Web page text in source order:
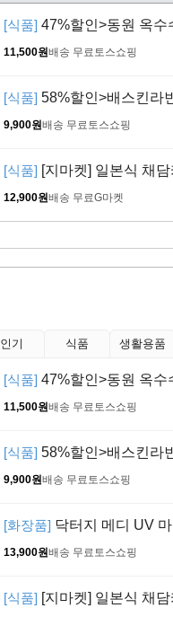
[식품] 47%할인>동원 옥수
11,500원배송 무료토스쇼핑
[식품] 58%할인>배스킨라
9,900원배송 무료토스쇼핑
[식품] [지마켓] 일본식 채
12,900원배송 무료G마켓
인기 식품 생활용품
[식품] 47%할인>동원 옥수
11,500원배송 무료토스쇼핑
[식품] 58%할인>배스킨라
9,900원배송 무료토스쇼핑
[화장품] 닥터지 메디 UV
13,900원배송 무료토스쇼핑
[식품] [지마켓] 일본식 채